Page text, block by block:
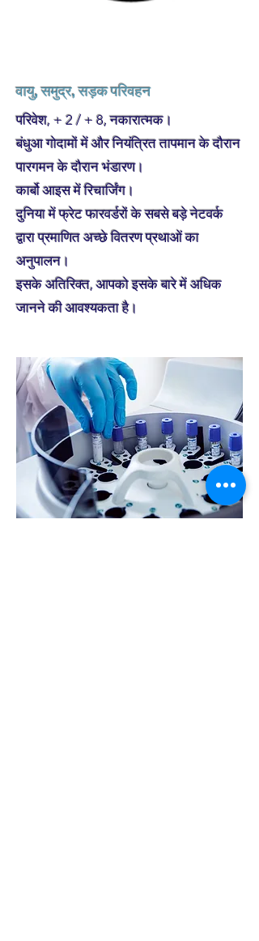
वायु, समुद्र, सड़क परिवहन
परिवेश, + 2 / + 8, नकारात्मक।
बंधुआ गोदामों में और नियंत्रित तापमान के दौरान
पारगमन के दौरान भंडारण।
कार्बो आइस में रिचार्जिंग।
दुनिया में फ्रेट फारवर्डरों के सबसे बड़े नेटवर्क
द्वारा प्रमाणित अच्छे वितरण प्रथाओं का
अनुपालन।
इसके अतिरिक्त, आपको इसके बारे में अधिक
जानने की आवश्यकता है।